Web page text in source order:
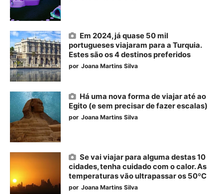
Em 2024, já quase 50 mil
portugueses viajaram para a Turquia.
Estes são os 4 destinos preferidos
por Joana Martins Silva
Há uma nova forma de viajar até ao
Egito (e sem precisar de fazer escalas)
por Joana Martins Silva
Se vai viajar para alguma destas 10
cidades, tenha cuidado com o calor. As
temperaturas vão ultrapassar os 50ºC
por Joana Martins Silva